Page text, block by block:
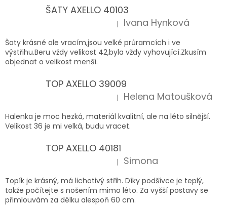
ŠATY AXELLO 40103
Hodnocení produktu je 5 z 5 hvězdiček.
| Ivana Hynková
Šaty krásné ale vracím,jsou velké průramcích i ve
výstřihu.Beru vždy velikost 42,byla vždy vyhovující.Zkusím
objednat o velikost menší.
TOP AXELLO 39009
Hodnocení produktu je 5 z 5 hvězdiček.
| Helena Matoušková
Halenka je moc hezká, materiál kvalitní, ale na léto silnější.
Velikost 36 je mi velká, budu vracet.
TOP AXELLO 40181
Hodnocení produktu je 5 z 5 hvězdiček.
| Simona
Topík je krásný, má lichotivý střih. Díky podšívce je teplý,
takže počítejte s nošením mimo léto. Za vyšší postavy se
přimlouvám za délku alespoň 60 cm.